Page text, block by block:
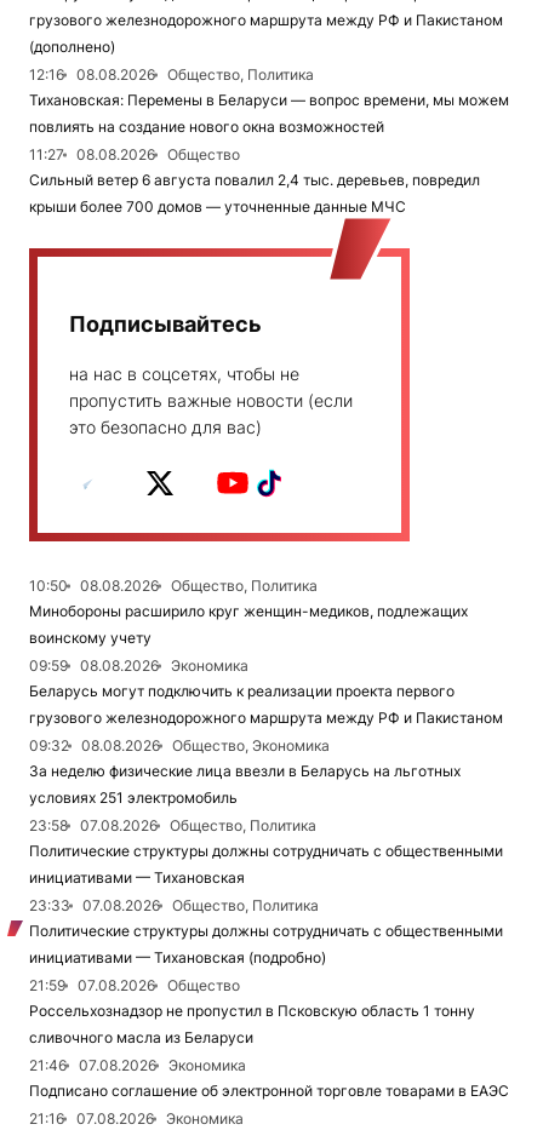
грузового железнодорожного маршрута между РФ и Пакистаном
(дополнено)
12:16
08.08.2026
Общество, Политика
Тихановская: Перемены в Беларуси — вопрос времени, мы можем
повлиять на создание нового окна возможностей
11:27
08.08.2026
Общество
Сильный ветер 6 августа повалил 2,4 тыс. деревьев, повредил
крыши более 700 домов — уточненные данные МЧС
Подписывайтесь
на нас в соцсетях, чтобы не
пропустить важные новости (если
это безопасно для вас)
10:50 08.08.2026
Общество, Политика
Минобороны расширило круг женщин-медиков, подлежащих
воинскому учету
09:59
08.08.2026
Экономика
Беларусь могут подключить к реализации проекта первого
грузового железнодорожного маршрута между РФ и Пакистаном
09:32
08.08.2026
Общество, Экономика
За неделю физические лица ввезли в Беларусь на льготных
условиях 251 электромобиль
23:58
07.08.2026
Общество, Политика
Политические структуры должны сотрудничать с общественными
инициативами — Тихановская
23:33
07.08.2026
Общество, Политика
Политические структуры должны сотрудничать с общественными
инициативами — Тихановская (подробно)
21:59
07.08.2026
Общество
Россельхознадзор не пропустил в Псковскую область 1 тонну
сливочного масла из Беларуси
21:46
07.08.2026
Экономика
Подписано соглашение об электронной торговле товарами в ЕАЭС
21:16
07.08.2026
Экономика